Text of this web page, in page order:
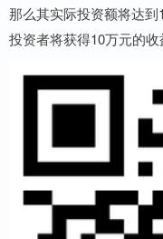
那么其实际投资额将达
投资者将获得10万元的收